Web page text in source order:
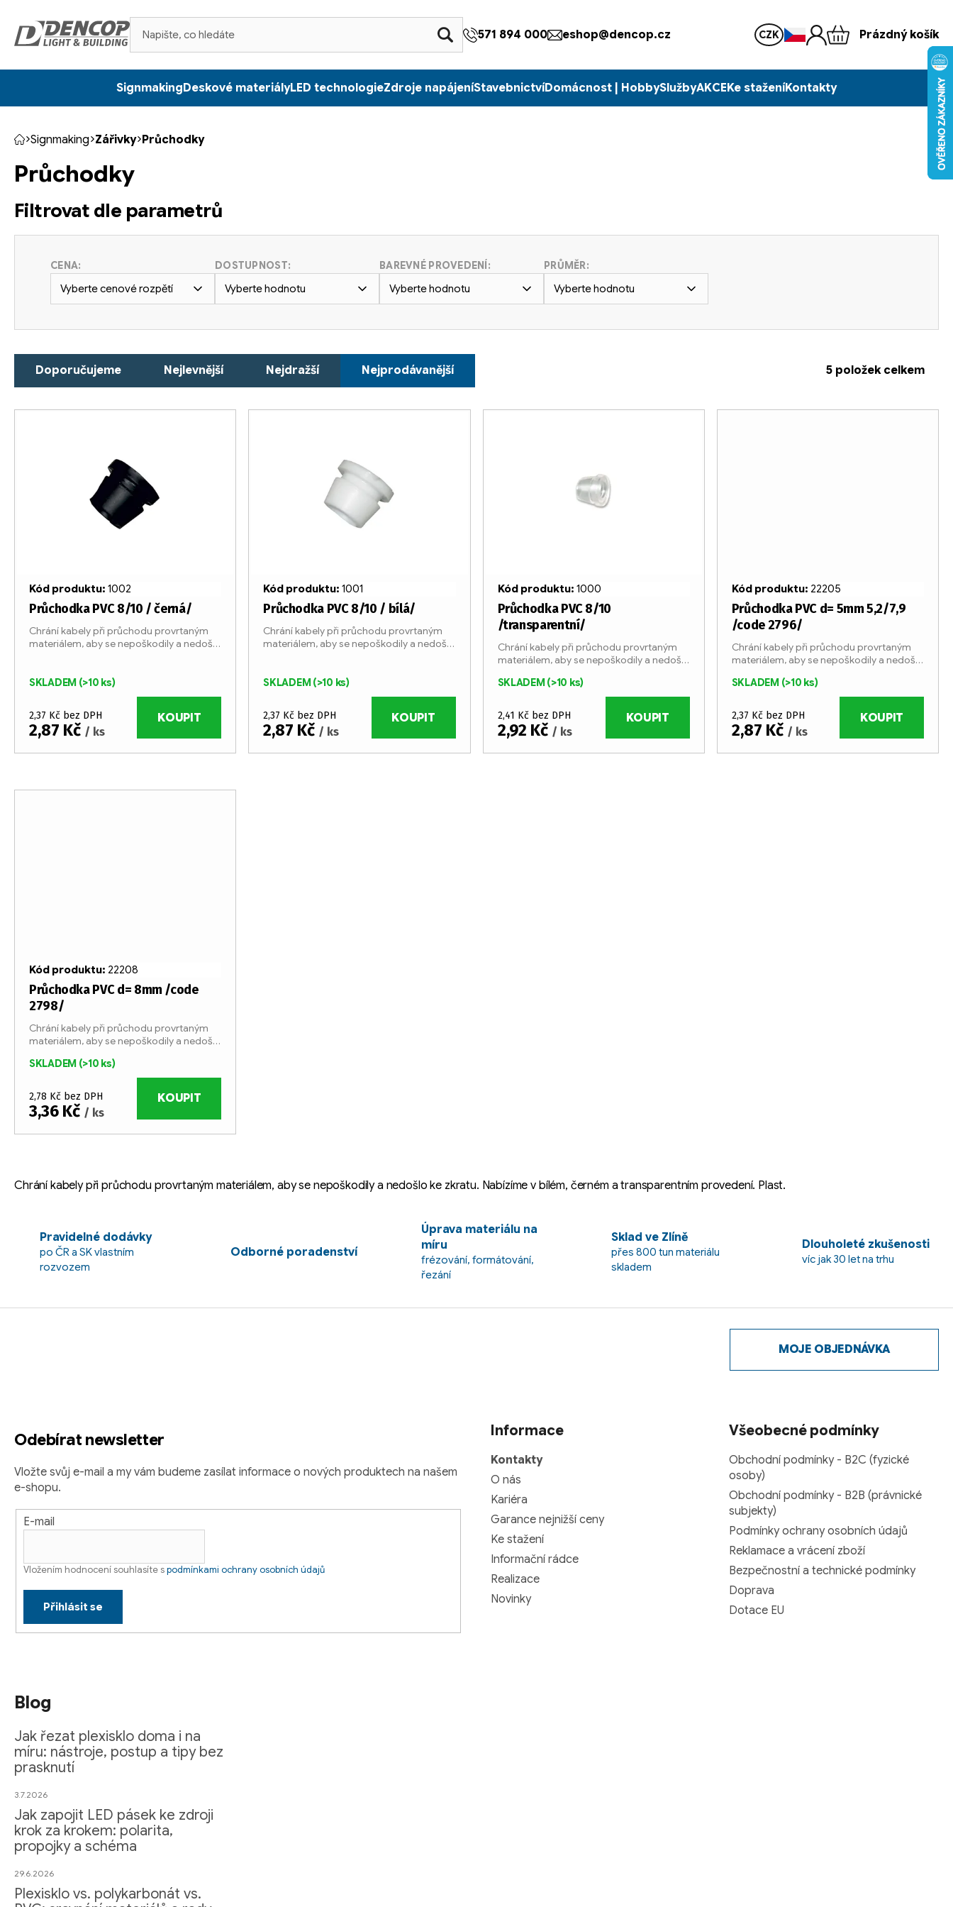
obsah
571 894 000 eshop@dencop.cz CZK Prázdný košík
SignmakingDeskové materiályLED technologieZdroje napájeníStavebnictvíDomácnost | HobbySlužbyAKCEKe staženíKontakty
Domů
Signmaking Zářivky Průchodky
Průchodky
Filtrovat dle parametrů
CENA:
Vyberte cenové rozpětí
DOSTUPNOST:
Vyberte hodnotu
BAREVNÉ PROVEDENÍ:
Vyberte hodnotu
PRŮMĚR:
Vyberte hodnotu
a
Doporučujeme Nejlevnější Nejdražší Nejprodávanější 5 položek celkem
d
ů
Průchodka PVC 8/10 / černá/
SKLADEM (>10 ks)
2,37 Kč bez DPH
2,87 Kč / ks
KOUPIT
Chrání kabely při průchodu provrtaným
materiálem, aby se nepoškodily a nedošlo
Kód produktu: 1002
Průchodka PVC 8/10 / bílá/
SKLADEM (>10 ks)
2,37 Kč bez DPH
2,87 Kč / ks
KOUPIT
Chrání kabely při průchodu provrtaným
materiálem, aby se nepoškodily a nedošlo
Kód produktu:1001
Průchodka PVC 8/10
/transparentní/
SKLADEM (>10 ks)
2,41 Kč bez DPH
2,92 Kč / ks
KOUPIT
Chrání kabely při průchodu provrtaným
materiálem, aby se nepoškodily a nedošlo
Kód produktu: 1000
Průchodka PVC d= 5mm 5,2/7,9
/code 2796/
SKLADEM (>10 ks)
2,37 Kč bez DPH
2,87 Kč / ks
KOUPIT
Chrání kabely při průchodu provrtaným
materiálem, aby se nepoškodily a nedošlo
Kód produktu: 22205
Průchodka PVC d= 8mm /code
2798/
SKLADEM (>10 ks)
2,78 Kč bez DPH
3,36 Kč / ks
KOUPIT
Chrání kabely při průchodu provrtaným
materiálem, aby se nepoškodily a nedošlo
Kód produktu: 22208
v
p
p
s
u
Chrání kabely při průchodu provrtaným materiálem, aby se nepoškodily a nedošlo ke zkratu. Nabízíme v bílém, černém a transparentním provedení. Plast.
Pravidelné dodávky
po ČR a SK vlastním
rozvozem
Odborné poradenství
Úprava materiálu na
míru
frézování, formátování,
řezání
Sklad ve Zlíně
přes 800 tun materiálu
skladem
Dlouholeté zkušenosti
víc jak 30 let na trhu
Odebírat newsletter
Vložte svůj e-mail a my vám budeme zasílat informace o nových produktech na našem
e-shopu.
E-mail
Vložením hodnocení souhlasíte spodmínkami ochrany osobních údajů
Přihlásit se
Informace
Kontakty
O nás
Kariéra
Garance nejnižší ceny
Ke stažení
Informační rádce
Realizace
Novinky
Všeobecné podmínky
Obchodní podmínky - B2C (fyzické
osoby)
Obchodní podmínky - B2B (právnické
subjekty)
Podmínky ochrany osobních údajů
Reklamace a vrácení zboží
Bezpečnostní a technické podmínky
Doprava
Dotace EU
Blog
Jak řezat plexisklo doma i na
míru: nástroje, postup a tipy bez
prasknutí
3.7.2026
Jak zapojit LED pásek ke zdroji
krok za krokem: polarita,
propojky a schéma
29.6.2026
Plexisklo vs. polykarbonát vs.
MOJE OBJEDNÁVKA